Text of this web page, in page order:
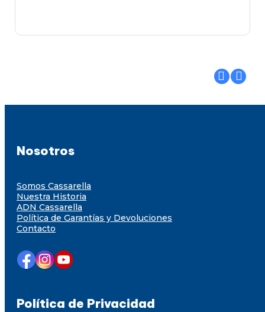
Nosotros
Somos Cassarella
Nuestra Historia
ADN Cassarella
Política de Garantías y Devoluciones
Contacto
Política de Privacidad